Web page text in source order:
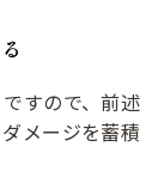
すので、前述
メージを蓄積